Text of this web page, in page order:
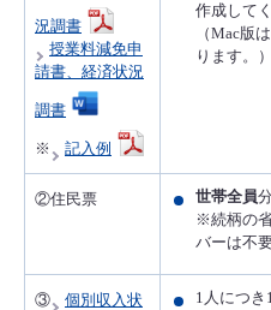
況調書
授業料減免申
請書、経済状況
調書
※ 記入例
作成して
（Mac版
ります。）
②住民票 世帯全員
※続柄の
バーは不要
③
個別収入状
1人につき